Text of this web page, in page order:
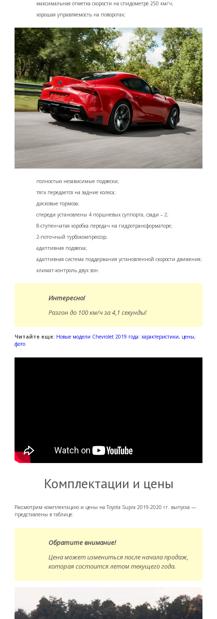
максимальная отметка скорости на спидометре 250 км/ч;
хорошая управляемость на поворотах;
полностью независимые подвески;
тяга передается на задние колеса;
дисковые тормоза;
спереди установлены 4 поршневых суппорта, сзади – 2;
8-ступенчатая коробка передач на гидротрансформаторе;
2-поточный турбокомпрессор;
адаптивная подвеска;
адаптивная система поддержания установленной скорости движения;
климат-контроль двух зон.
Интересно!
Разгон до 100 км/ч за 4,1 cекунды!
Читайте еще: Новые модели Chevrolet 2019 года: характеристики, цены,
фото
Комплектации и цены
Рассмотрим комплектацию и цены на Toyota Supra 2019-2020 гг. выпуска —
представлены в таблице:
Обратите внимание!
Цена может измениться после начала продаж,
которая состоится летом текущего года.